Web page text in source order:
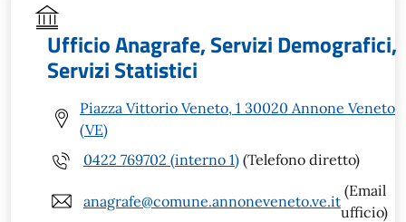
Ufficio Anagrafe, Servizi Demografici,
Servizi Statistici
Piazza Vittorio Veneto, 1 30020 Annone Veneto
(VE)
0422 769702 (interno 1) (Telefono diretto)
anagrafe@comune.annoneveneto.ve.it
(Email
ufficio)